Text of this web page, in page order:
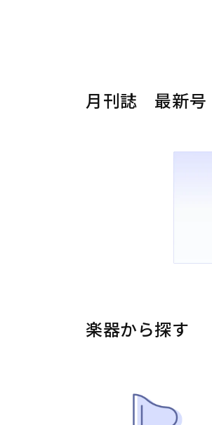
月刊誌 最新号
楽器から探す